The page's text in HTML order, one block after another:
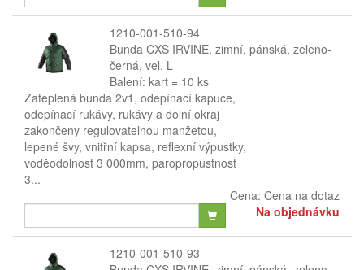
1210-001-510-94
Bunda CXS IRVINE, zimní, pánská, zeleno-
černá, vel. L
Balení: kart = 10 ks
Zateplená bunda 2v1, odepínací kapuce,
odepínací rukávy, rukávy a dolní okraj
zakončeny regulovatelnou manžetou,
lepené švy, vnitřní kapsa, reflexní výpustky,
voděodolnost 3 000mm, paropropustnost
3...
Cena: Cena na dotaz
Na objednávku
1210-001-510-93